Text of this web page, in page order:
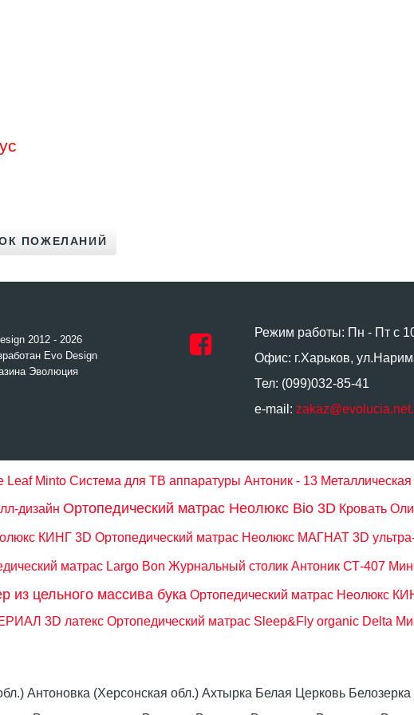
2012 - 2026
Evo Design
Эволюция
Режим работы: Пн - Пт с
Офис: г.Харьков,
Тел: (099)032-85-41
e-mail:
Leaf Minto Система для ТВ аппаратуры Антоник - 13
дизайн Ортопедический матрас Неолюкс Bio 3D Кровать
КИНГ 3D Ортопедический матрас Неолюкс МАГНАТ 3D
матрас Largo Bon Журнальный столик Антоник СТ-407
из цельного массива бука Ортопедический матрас Неолюкс
3D латекс Ортопедический матрас Sleep&Fly organic Delta
Антоновка (Херсонская обл.) Ахтырка Белая Церковь